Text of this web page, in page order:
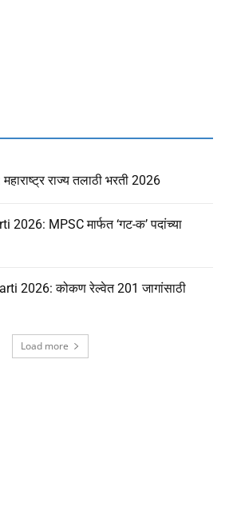
राज्य तलाठी भरती 2026
MPSC मार्फत ‘गट-क’ पदांच्या
2026: कोकण रेल्वेत 201 जागांसाठी
Load more